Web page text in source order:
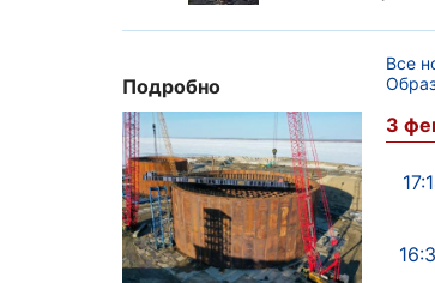
Подробно
Все
3